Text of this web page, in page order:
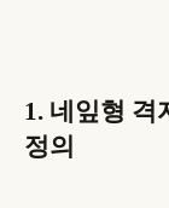
1. 네잎형 격
정의